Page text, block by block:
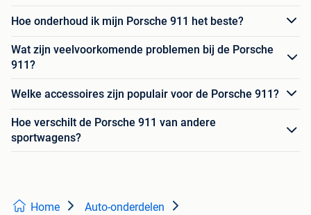
Hoe onderhoud ik mijn Porsche 911 het beste?
Wat zijn veelvoorkomende problemen bij de Porsche
911?
Welke accessoires zijn populair voor de Porsche 911?
Hoe verschilt de Porsche 911 van andere
sportwagens?
Home Auto-onderdelen